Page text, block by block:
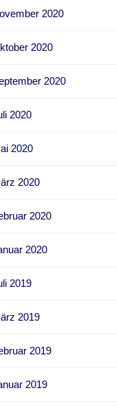
2020
2020
2020
2020
2020
2020
2020
2020
2019
2019
2019
2019